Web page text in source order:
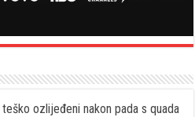
ozlijeđeni nakon pada s quada